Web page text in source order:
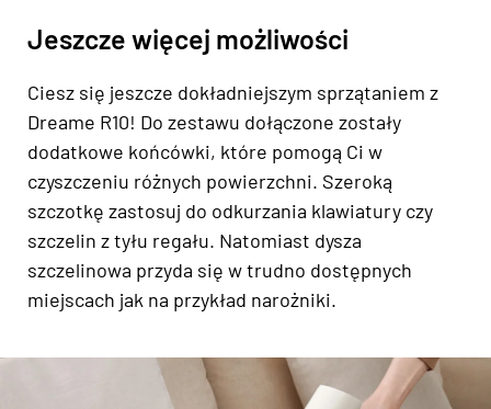
Jeszcze więcej możliwości
Ciesz się jeszcze dokładniejszym sprzątaniem z
Dreame R10! Do zestawu dołączone zostały
dodatkowe końcówki, które pomogą Ci w
czyszczeniu różnych powierzchni. Szeroką
szczotkę zastosuj do odkurzania klawiatury czy
szczelin z tyłu regału. Natomiast dysza
szczelinowa przyda się w trudno dostępnych
miejscach jak na przykład narożniki.